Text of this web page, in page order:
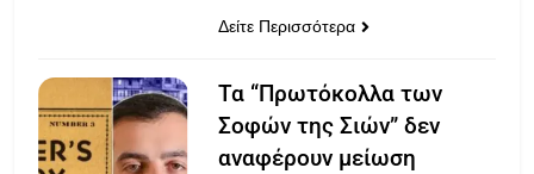
Δείτε Περισσότερα
Τα “Πρωτόκολλα των
Σοφών της Σιών” δεν
αναφέρουν μείωση